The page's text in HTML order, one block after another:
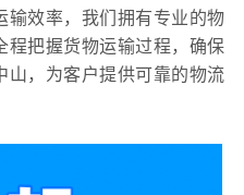
输效率，我们拥有专业的物
程把握货物运输过程，确保
山，为客户提供可靠的物流